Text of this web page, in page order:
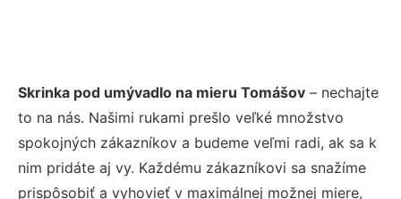
Skrinka pod umývadlo na mieru Tomášov – nechajte
to na nás. Našimi rukami prešlo veľké množstvo
spokojných zákazníkov a budeme veľmi radi, ak sa k
nim pridáte aj vy. Každému zákazníkovi sa snažíme
prispôsobiť a vyhovieť v maximálnej možnej miere,